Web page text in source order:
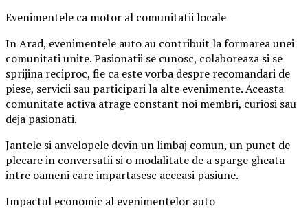
Evenimentele ca motor al comunitatii locale
In Arad, evenimentele auto au contribuit la formarea unei
comunitati unite. Pasionatii se cunosc, colaboreaza si se
sprijina reciproc, fie ca este vorba despre recomandari de
piese, servicii sau participari la alte evenimente. Aceasta
comunitate activa atrage constant noi membri, curiosi sau
deja pasionati.
Jantele si anvelopele devin un limbaj comun, un punct de
plecare in conversatii si o modalitate de a sparge gheata
intre oameni care impartasesc aceeasi pasiune.
Impactul economic al evenimentelor auto